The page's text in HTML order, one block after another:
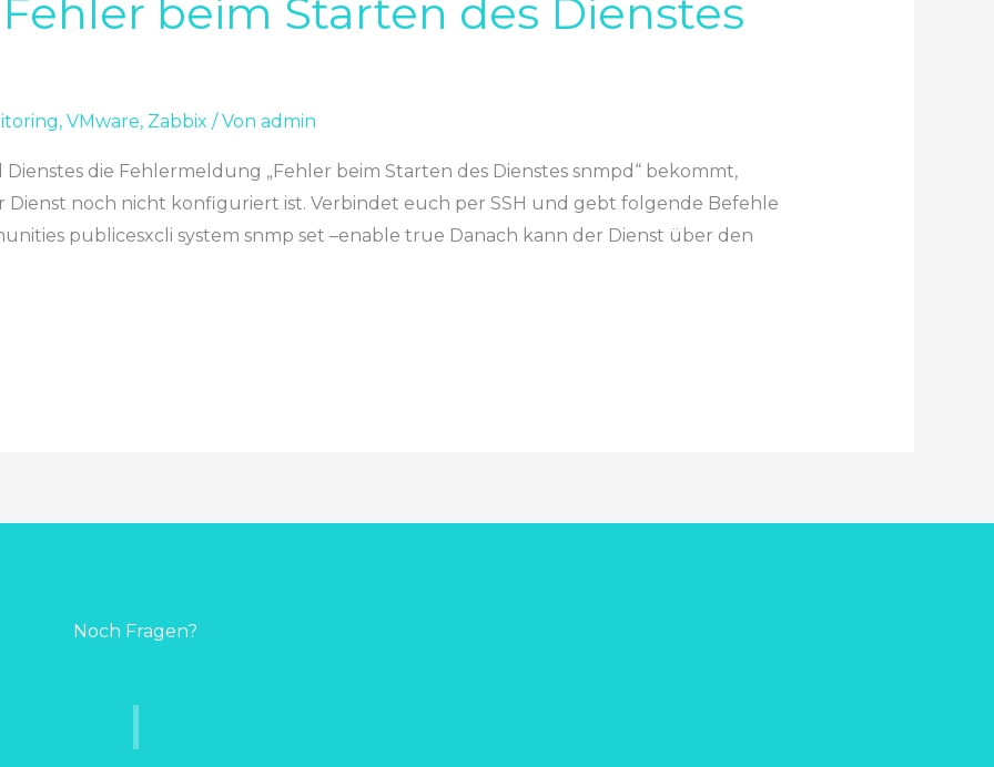
beim Starten des Dienstes
, VMware, Zabbix / Von admin
die Fehlermeldung „Fehler beim Starten des Dienstes snmpd“ bekommt,
Dienst noch nicht konfiguriert ist. Verbindet euch per SSH und gebt folgende Befehle
publicesxcli system snmp set –enable true Danach kann der Dienst über den
Noch Fragen?